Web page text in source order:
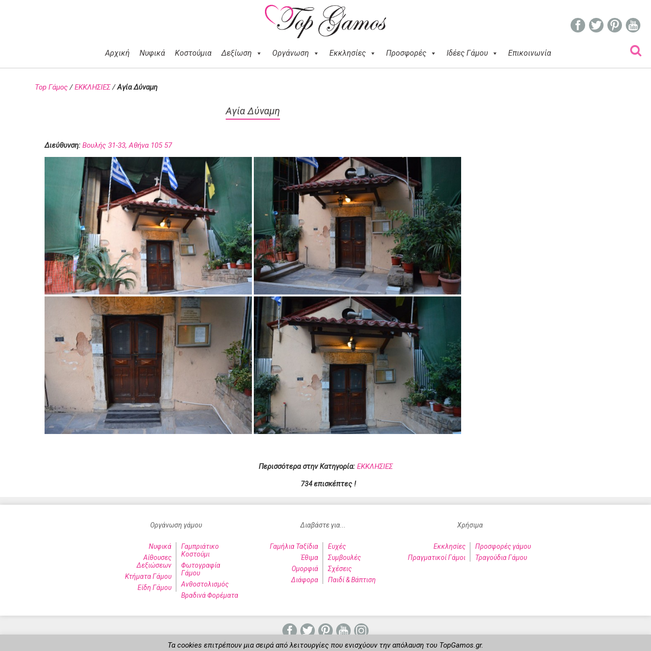
Αρχική Νυφικά Κοστούμια Δεξίωση Οργάνωση Εκκλησίες Προσφορές Ιδέες Γάμου Επικοινωνία
Top Γάμος/ΕΚΚΛΗΣΙΕΣ/Αγία Δύναμη
Αγία Δύναμη
Διεύθυνση: Βουλής 31-33, Αθήνα 105 57
Περισσότερα στην Κατηγορία: ΕΚΚΛΗΣΙΕΣ
734επισκέπτες !
Οργάνωση γάμου
Νυφικά
Αίθουσες
Δεξιώσεων
Κτήματα Γάμου
Είδη Γάμου
Γαμπριάτικο
Κοστούμι
Φωτογραφία
Γάμου
Ανθοστολισμός
Βραδινά Φορέματα
Διαβάστε για...
Γαμήλια Ταξίδια
Έθιμα
Ομορφιά
Διάφορα
Ευχές
Συμβουλές
Σχέσεις
Παιδί & Βάπτιση
Χρήσιμα
Εκκλησίες
Πραγματικοί Γάμοι
Προσφορές γάμου
Τραγούδια Γάμου
Τα cookies επιτρέπουν μια σειρά από λειτουργίες που ενισχύουν την απόλαυση του TopGamos.gr.